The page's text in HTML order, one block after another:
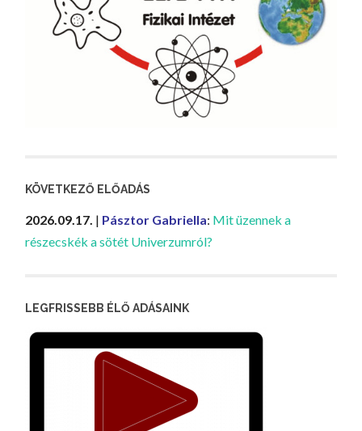
KÖVETKEZŐ ELŐADÁS
2026.09.17. | Pásztor Gabriella: Mit üzennek a
részecskék a sötét Univerzumról?
LEGFRISSEBB ÉLŐ ADÁSAINK